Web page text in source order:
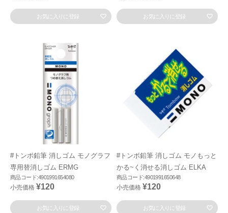
お気に入りに登録 お気に入りに登録
#トンボ鉛筆 消しゴム モノグラフ
専用替消しゴム ERMG
商品コード:4901991654080
小売価格 ¥120
お気に入りに登録
#トンボ鉛筆 消しゴム モノもっと
かる~く消せる消しゴム ELKA
商品コード:4901991650648
小売価格 ¥120
お気に入りに登録